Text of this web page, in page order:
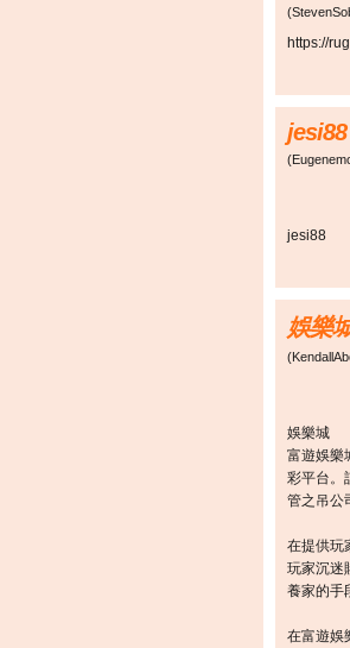
(
https://
jesi88
(
jesi88
娛樂
(
娛樂城
富遊娛樂
彩平台。
管之吊公
在提供玩
玩家沉迷
養家的手
在富遊娛